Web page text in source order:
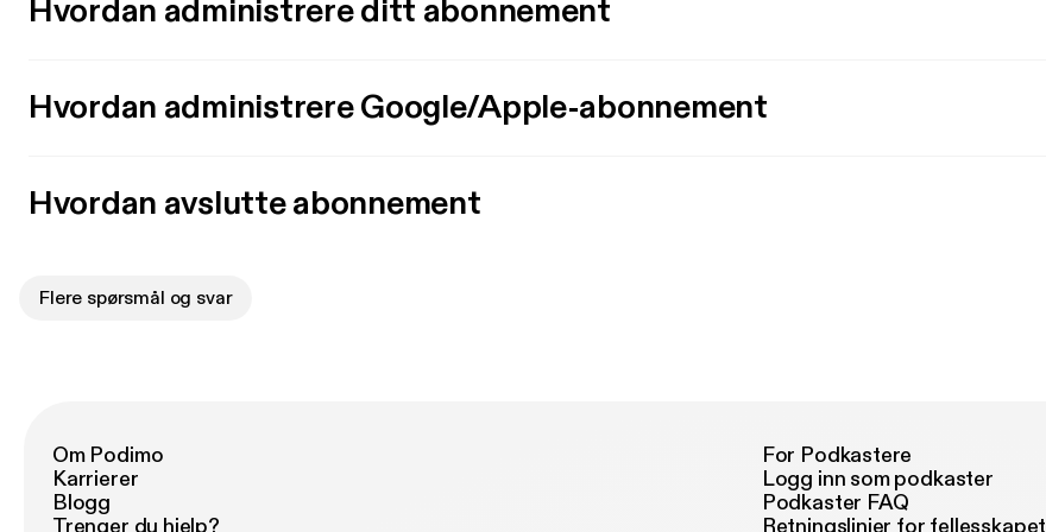
Hvordan administrere ditt abonnement
Hvordan administrere Google/Apple-abonnement
Hvordan avslutte abonnement
Flere spørsmål og svar
Om Podimo
Karrierer
Blogg
For Podkastere
Logg inn som podkaster
Podkaster FAQ